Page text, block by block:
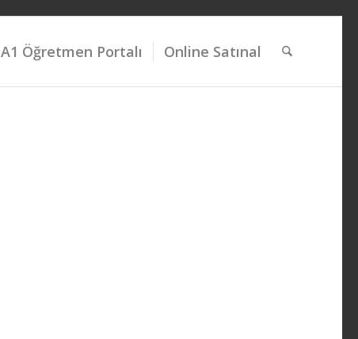
A1 Öğretmen Portalı Online Satınal